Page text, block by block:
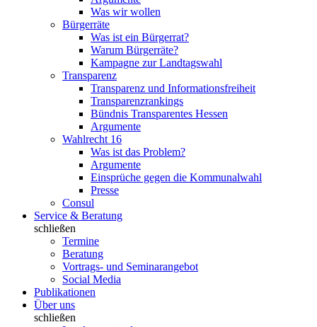
Was wir wollen
Bürgerräte
Was ist ein Bürgerrat?
Warum Bürgerräte?
Kampagne zur Landtagswahl
Transparenz
Transparenz und Informationsfreiheit
Transparenzrankings
Bündnis Transparentes Hessen
Argumente
Wahlrecht 16
Was ist das Problem?
Argumente
Einsprüche gegen die Kommunalwahl
Presse
Consul
Service & Beratung
schließen
Termine
Beratung
Vortrags- und Seminarangebot
Social Media
Publikationen
Über uns
schließen